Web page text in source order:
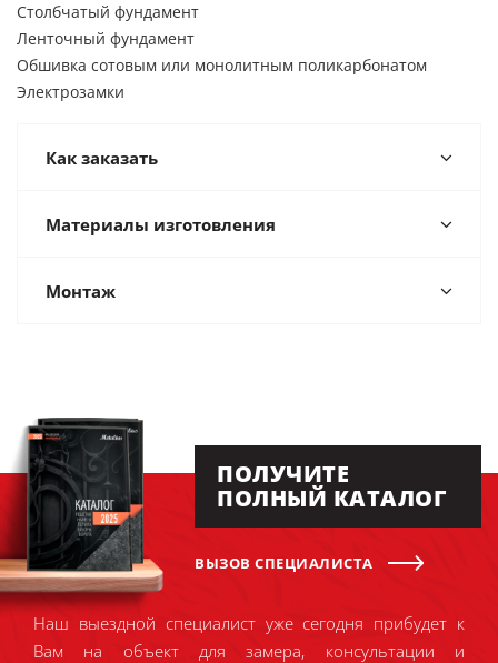
Столбчатый фундамент
Ленточный фундамент
Обшивка сотовым или монолитным поликарбонатом
Электрозамки
Как заказать
Материалы изготовления
Монтаж
ПОЛУЧИТЕ
ПОЛНЫЙ КАТАЛОГ
ВЫЗОВ СПЕЦИАЛИСТА
Наш выездной специалист уже сегодня прибудет к
Вам на объект для замера, консультации и